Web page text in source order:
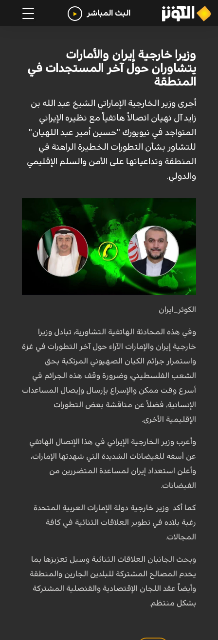
البث المباشر
وزيرا خارجية إيران والأمارات
يتشاوران حول آخر المستجدات في
المنطقة
أجرى وزير الخارجية الإماراتي الشيخ عبد الله بن
زايد آل نهيان اتصالاً هاتفياً مع نظيره الإيراني
المتواجد في نيويورك "حسين أمير عبد اللهيان"
للتشاور بشأن التطورات الخطيرة الراهنة في
المنطقة وتداعياتها على الأمن والسلم الإقليمي
والدولي.
الكوثر_ايران
وفي هذه المحادثة الهاتفية التشاورية، تبادل وزيرا
خارجية إيران والإمارات الآراء حول آخر التطورات في غزة
واستمرار جرائم الكيان الصهيوني المرتكبة بحق
الشعب الفلسطيني، وضرورة وقف هذه الجرائم في
أسرع وقت ممكن والإسراع بإرسال وإيصال المساعدات
الإنسانية، فضلاً عن مناقشة بعض التطورات
الإقليمية الأخرى.
وأعرب وزير الخارجية الإيراني في هذا الإتصال الهاتفي
عن أسفه للفيضانات الشديدة التي شهدتها الإمارات،
وأعلن استعداد إيران لمساعدة المتضررين من
الفيضانات.
كما أكد وزير خارجية دولة الإمارات العربية المتحدة
رغبة بلاده في تطوير العلاقات الثنائية في كافة
المجالات.
وبحث الجانبان العلاقات الثنائية وسبل تعزيزها بما
يخدم المصالح المشتركة للبلدين الجارين والمنطقة
وأيضاً عقد اللجان الإقتصادية والقنصلية المشتركة
بشكل منتظم.